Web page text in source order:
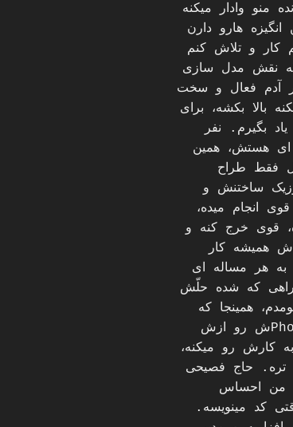
منو وادار میکنه
هارو دارن
کار و تلاش کنم
نقش مدل سازی
آدم فعال و سخت
بکشه، برای
بگیرم. نفر
هستش، همین
فقط طراح
ساختنش و
انجام میده،
قوی خرج کنه و
همیشه کار
هر مساله ای
که شده حلّش
همینجا که
هست یه کاری میکنه که بره آمریکا. مثلا Photoshopش رو ازش
کارش رو میکنه،
تره. حاج فصیحی
من احساس
کد مینویسه.